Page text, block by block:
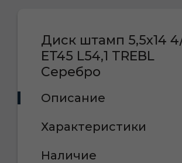
Диск штамп 5,5х14
ET45 L54,1 TREBL
Серебро
Описание
Характеристики
Наличие